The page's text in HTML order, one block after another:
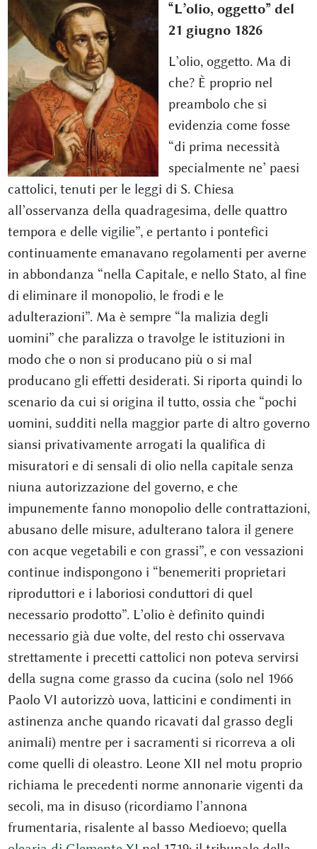
“L’olio, oggetto” del
21 giugno 1826
L’olio, oggetto. Ma di
che? È proprio nel
preambolo che si
evidenzia come fosse
“di prima necessità
specialmente ne’ paesi
cattolici, tenuti per le leggi di S. Chiesa
all’osservanza della quadragesima, delle quattro
tempora e delle vigilie”, e pertanto i pontefici
continuamente emanavano regolamenti per averne
in abbondanza “nella Capitale, e nello Stato, al fine
di eliminare il monopolio, le frodi e le
adulterazioni”. Ma è sempre “la malizia degli
uomini” che paralizza o travolge le istituzioni in
modo che o non si producano più o si mal
producano gli effetti desiderati. Si riporta quindi lo
scenario da cui si origina il tutto, ossia che “pochi
uomini, sudditi nella maggior parte di altro governo
siansi privativamente arrogati la qualifica di
misuratori e di sensali di olio nella capitale senza
niuna autorizzazione del governo, e che
impunemente fanno monopolio delle contrattazioni,
abusano delle misure, adulterano talora il genere
con acque vegetabili e con grassi”, e con vessazioni
continue indispongono i “benemeriti proprietari
riproduttori e i laboriosi conduttori di quel
necessario prodotto”. L’olio è definito quindi
necessario già due volte, del resto chi osservava
strettamente i precetti cattolici non poteva servirsi
della sugna come grasso da cucina (solo nel 1966
Paolo VI autorizzò uova, latticini e condimenti in
astinenza anche quando ricavati dal grasso degli
animali) mentre per i sacramenti si ricorreva a oli
come quelli di oleastro. Leone XII nel motu proprio
richiama le precedenti norme annonarie vigenti da
secoli, ma in disuso (ricordiamo l’annona
frumentaria, risalente al basso Medioevo; quella